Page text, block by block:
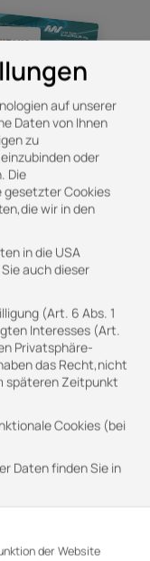
zur
auf unserer
Daten von Ihnen
zu
oder
Die
gesetzter Cookies
wir in den
in die USA
auch dieser
(Art. 6 Abs. 1
Interesses (Art.
Privatsphäre-
das Recht,nicht
späteren Zeitpunkt
Cookies (bei
Daten finden Sie in
der Website